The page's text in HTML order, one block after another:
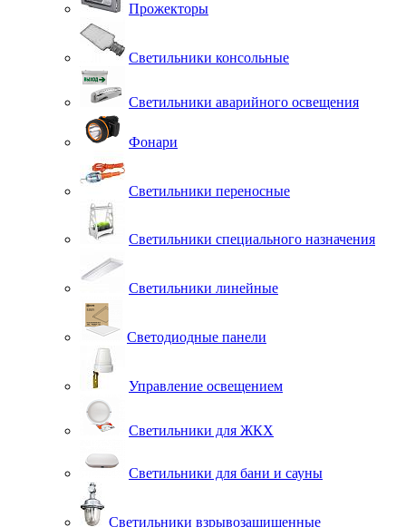
Прожекторы
Светильники консольные
Светильники аварийного освещения
Фонари
Светильники переносные
Светильники специального назначения
Светильники линейные
Светодиодные панели
Управление освещением
Светильники для ЖКХ
Светильники для бани и сауны
Светильники взрывозащищенные